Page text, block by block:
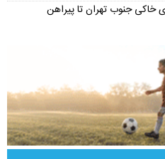
خاکی جنوب تهران تا پیراهن